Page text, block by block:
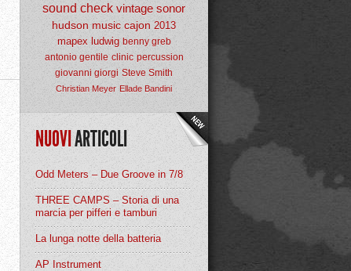
sound check vintage sonor
hudson music cajon 2013
mapex ludwig benny greb
antonio gentile clinic percussion
giovanni giorgi Steve Smith
Christian Meyer Ellade Bandini
NUOVIARTICOLI
Odd Meters – Due Groove in 7/8
THREE CAMPS – Storia di una
marcia per pifferi e tamburi
La lunga notte della batteria
AP Instrument